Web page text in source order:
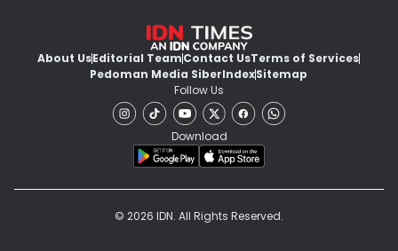
About UsEditorial TeamContact UsTerms of Services
Pedoman Media SiberIndexSitemap
Follow Us
Download
© 2026 IDN. All Rights Reserved.